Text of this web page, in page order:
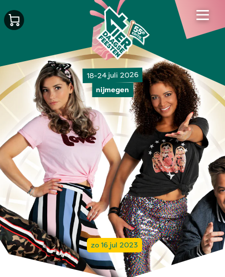
18-24 juli 2026
nijmegen
zo 16 jul 2023